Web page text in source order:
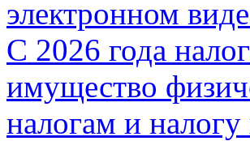
С 2026 года
имущество
налогам и